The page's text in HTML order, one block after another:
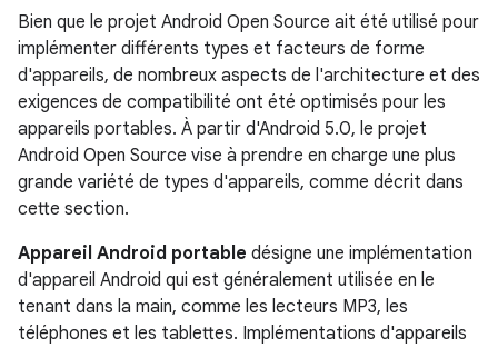
Bien que le projet Android Open Source ait été utilisé pour
implémenter différents types et facteurs de forme
d'appareils, de nombreux aspects de l'architecture et des
exigences de compatibilité ont été optimisés pour les
appareils portables. À partir d'Android 5.0, le projet
Android Open Source vise à prendre en charge une plus
grande variété de types d'appareils, comme décrit dans
cette section.
Appareil Android portable désigne une implémentation
d'appareil Android qui est généralement utilisée en le
tenant dans la main, comme les lecteurs MP3, les
téléphones et les tablettes. Implémentations d'appareils